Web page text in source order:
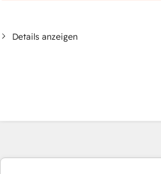
Details anzeigen